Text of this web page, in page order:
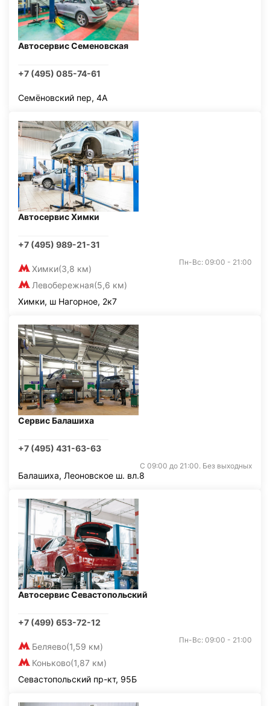
Автосервис Семеновская
+7 (495) 085-74-61
Семёновский пер, 4А
Автосервис Химки
+7 (495) 989-21-31
Химки(3,8 км)
Левобережная(5,6 км)
Пн-Вс: 09:00 - 21:00
Химки, ш Нагорное, 2к7
Сервис Балашиха
+7 (495) 431-63-63
С 09:00 до 21:00. Без выходных
Балашиха, Леоновское ш. вл.8
Автосервис Севастопольский
+7 (499) 653-72-12
Беляево(1,59 км)
Коньково(1,87 км)
Пн-Вс: 09:00 - 21:00
Севастопольский пр-кт, 95Б